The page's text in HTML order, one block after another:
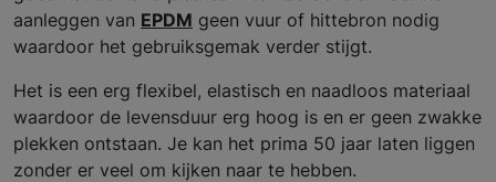
aanleggen van EPDM geen vuur of hittebron nodig
waardoor het gebruiksgemak verder stijgt.
Het is een erg flexibel, elastisch en naadloos materiaal
waardoor de levensduur erg hoog is en er geen zwakke
plekken ontstaan. Je kan het prima 50 jaar laten liggen
zonder er veel om kijken naar te hebben.